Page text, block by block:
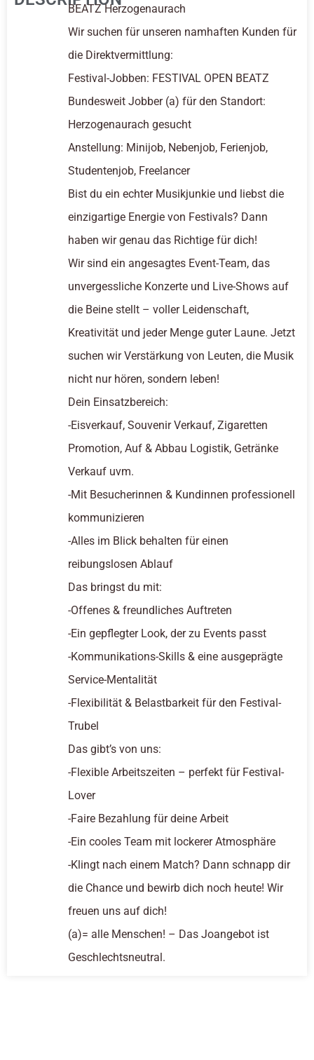
BEATZ Herzogenaurach
Wir suchen für unseren namhaften Kunden für
die Direktvermittlung:
Festival-Jobben: FESTIVAL OPEN BEATZ
Bundesweit Jobber (a) für den Standort:
Herzogenaurach gesucht
Anstellung: Minijob, Nebenjob, Ferienjob,
Studentenjob, Freelancer
Bist du ein echter Musikjunkie und liebst die
einzigartige Energie von Festivals? Dann
haben wir genau das Richtige für dich!
Wir sind ein angesagtes Event-Team, das
unvergessliche Konzerte und Live-Shows auf
die Beine stellt – voller Leidenschaft,
Kreativität und jeder Menge guter Laune. Jetzt
suchen wir Verstärkung von Leuten, die Musik
nicht nur hören, sondern leben!
Dein Einsatzbereich:
-Eisverkauf, Souvenir Verkauf, Zigaretten
Promotion, Auf & Abbau Logistik, Getränke
Verkauf uvm.
-Mit Besucherinnen & Kundinnen professionell
kommunizieren
-Alles im Blick behalten für einen
reibungslosen Ablauf
Das bringst du mit:
-Offenes & freundliches Auftreten
-Ein gepflegter Look, der zu Events passt
-Kommunikations-Skills & eine ausgeprägte
Service-Mentalität
-Flexibilität & Belastbarkeit für den Festival-
Trubel
Das gibt’s von uns:
-Flexible Arbeitszeiten – perfekt für Festival-
Lover
-Faire Bezahlung für deine Arbeit
-Ein cooles Team mit lockerer Atmosphäre
-Klingt nach einem Match? Dann schnapp dir
die Chance und bewirb dich noch heute! Wir
freuen uns auf dich!
(a)= alle Menschen! – Das Joangebot ist
Geschlechtsneutral.